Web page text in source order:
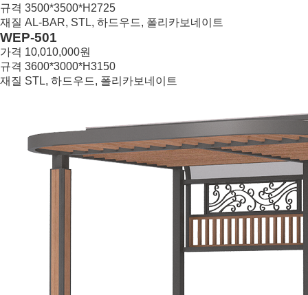
규격 3500*3500*H2725
재질 AL-BAR, STL, 하드우드, 폴리카보네이트
열
람
중
WEP-501
가격 10,010,000원
규격 3600*3000*H3150
재질 STL, 하드우드, 폴리카보네이트